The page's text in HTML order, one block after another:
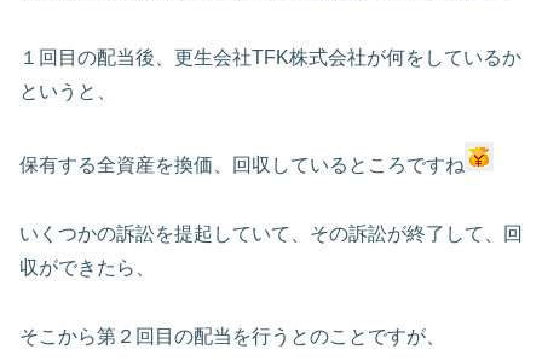
１回目の配当後、更生会社TFK株式会社が何をしているか
というと、
保有する全資産を換価、回収しているところですね
いくつかの訴訟を提起していて、その訴訟が終了して、回
収ができたら、
そこから第２回目の配当を行うとのことですが、